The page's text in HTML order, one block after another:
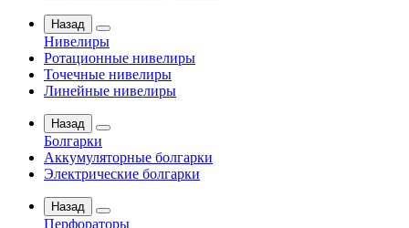
Назад
Нивелиры
Ротационные нивелиры
Точечные нивелиры
Линейные нивелиры
Назад
Болгарки
Аккумуляторные болгарки
Электрические болгарки
Назад
Перфораторы